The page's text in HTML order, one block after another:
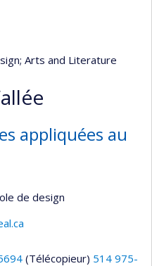
; Arts and Literature
appliquées au
de design
(Télécopieur) 514 975-